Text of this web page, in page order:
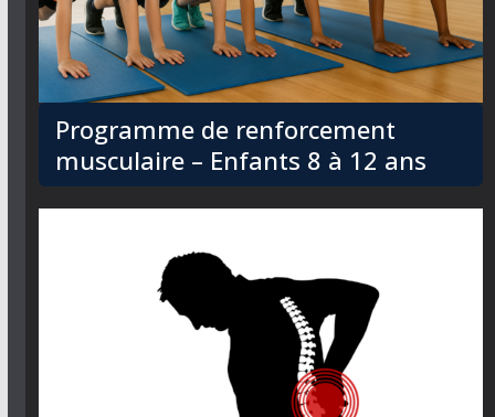
Programme de renforcement
musculaire – Enfants 8 à 12 ans